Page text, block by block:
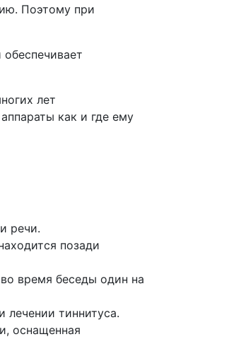
Поэтому при
лет
как и где ему
речи.
позади
время беседы один на
лечении тиннитуса.
оснащенная